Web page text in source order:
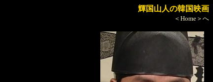
輝国山人の韓国映画
＜Home＞へ